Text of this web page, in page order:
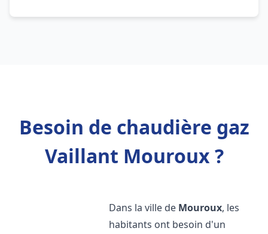
Besoin de chaudière gaz
Vaillant Mouroux ?
Dans la ville de Mouroux, les
habitants ont besoin d'un